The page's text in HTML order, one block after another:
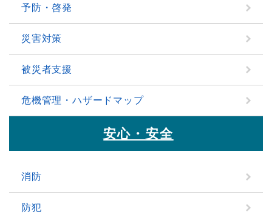
予防・啓発
災害対策
被災者支援
危機管理・ハザードマップ
安心・安全
消防
防犯